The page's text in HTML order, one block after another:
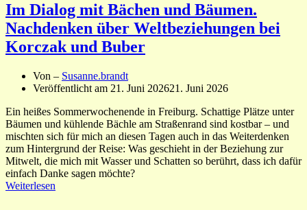
Im Dialog mit Bächen und Bäumen.
Nachdenken über Weltbeziehungen bei
Korczak und Buber
Von – Susanne.brandt
Veröffentlicht am 21. Juni 202621. Juni 2026
Ein heißes Sommerwochenende in Freiburg. Schattige Plätze unter
Bäumen und kühlende Bächle am Straßenrand sind kostbar – und
mischten sich für mich an diesen Tagen auch in das Weiterdenken
zum Hintergrund der Reise: Was geschieht in der Beziehung zur
Mitwelt, die mich mit Wasser und Schatten so berührt, dass ich dafür
einfach Danke sagen möchte?
Weiterlesen